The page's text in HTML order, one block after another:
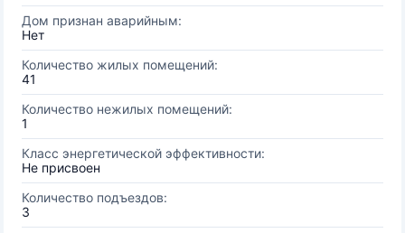
Дом признан аварийным:
Нет
Количество жилых помещений:
41
Количество нежилых помещений:
1
Класс энергетической эффективности:
Не присвоен
Количество подъездов:
3